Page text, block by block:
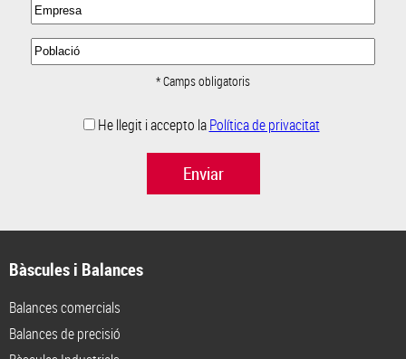
* Camps obligatoris
He llegit i accepto laPolítica de privacitat
Enviar
Bàscules i Balances
Balances comercials
Balances de precisió